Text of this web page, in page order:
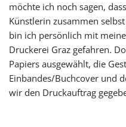
möchte ich noch sagen,
Künstlerin zusammen
bin ich persönlich mit
Druckerei Graz gefahren.
Papiers ausgewählt, die
Einbandes/Buchcover und
wir den Druckauftrag